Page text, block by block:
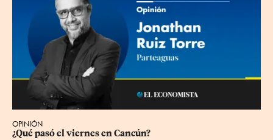
OPINIÓN
¿Qué pasó el viernes en Cancún?